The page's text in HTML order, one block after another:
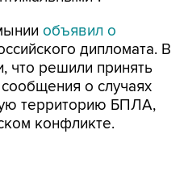
объявил о
дипломата. В
что решили принять
о случаях
территорию БПЛА,
конфликте.